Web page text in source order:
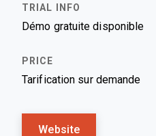
Démo gratuite disponible
Tarification sur demande
Website